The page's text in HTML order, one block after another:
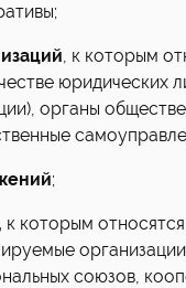
, к которым
юридических
органы
;
к которым
союзов,